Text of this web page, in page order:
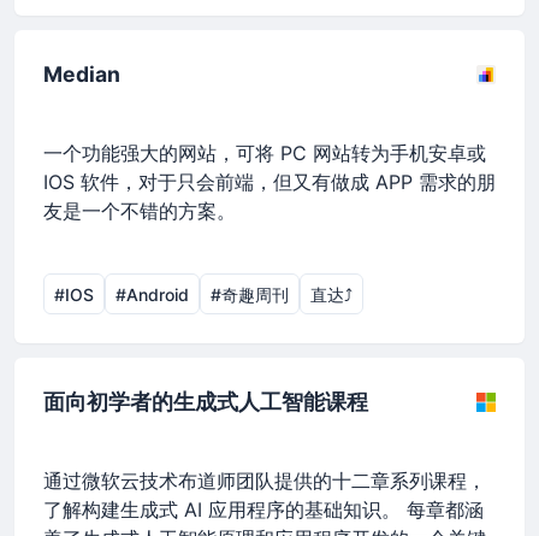
Median
一个功能强大的网站，可将 PC 网站转为手机安卓或
IOS 软件，对于只会前端，但又有做成 APP 需求的朋
友是一个不错的方案。
#IOS #Android #奇趣周刊 直达⤴︎
面向初学者的生成式人工智能课程
通过微软云技术布道师团队提供的十二章系列课程，
了解构建生成式 AI 应用程序的基础知识。 每章都涵